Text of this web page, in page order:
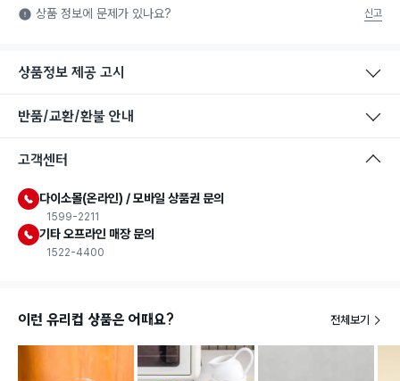
식품용 기구: 식품위생법에서 정한 규격에 따라 제조되어 식품 또
는 식품첨가물에 사용할 수 있는 식품용기구라는 표시입니다.
상품 정보에 문제가 있나요? 신고
상품정보 제공 고시
반품/교환/환불 안내
고객센터
다이소몰(온라인) / 모바일 상품권 문의
1599-2211
기타 오프라인 매장 문의
1522-4400
이런 유리컵 상품은 어때요? 전체보기